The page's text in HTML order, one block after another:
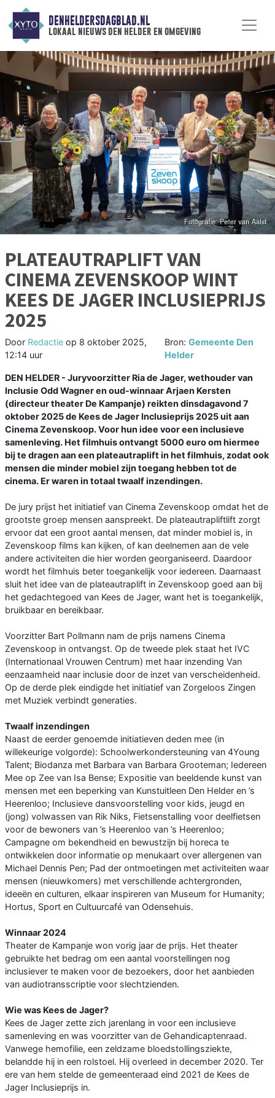
DENHELDERSDAGBLAD.NL
lokaal nieuws den helder en omgeving
PLATEAUTRAPLIFT VAN
CINEMA ZEVENSKOOP WINT
KEES DE JAGER INCLUSIEPRIJS
2025
Door Redactie op 8 oktober 2025,
12:14 uur
Bron: Gemeente Den
Helder
DEN HELDER - Juryvoorzitter Ria de Jager, wethouder van
Inclusie Odd Wagner en oud-winnaar Arjaen Kersten
(directeur theater De Kampanje) reikten dinsdagavond 7
oktober 2025 de Kees de Jager Inclusieprijs 2025 uit aan
Cinema Zevenskoop. Voor hun idee voor een inclusieve
samenleving. Het filmhuis ontvangt 5000 euro om hiermee
bij te dragen aan een plateautraplift in het filmhuis, zodat ook
mensen die minder mobiel zijn toegang hebben tot de
cinema. Er waren in totaal twaalf inzendingen.
De jury prijst het initiatief van Cinema Zevenskoop omdat het de
grootste groep mensen aanspreekt. De plateautrapliftlift zorgt
ervoor dat een groot aantal mensen, dat minder mobiel is, in
Zevenskoop films kan kijken, of kan deelnemen aan de vele
andere activiteiten die hier worden georganiseerd. Daardoor
wordt het filmhuis beter toegankelijk voor iedereen. Daarnaast
sluit het idee van de plateautraplift in Zevenskoop goed aan bij
het gedachtegoed van Kees de Jager, want het is toegankelijk,
bruikbaar en bereikbaar.
Voorzitter Bart Pollmann nam de prijs namens Cinema
Zevenskoop in ontvangst. Op de tweede plek staat het IVC
(Internationaal Vrouwen Centrum) met haar inzending Van
eenzaamheid naar inclusie door de inzet van verscheidenheid.
Op de derde plek eindigde het initiatief van Zorgeloos Zingen
met Muziek verbindt generaties.
Twaalf inzendingen
Naast de eerder genoemde initiatieven deden mee (in
willekeurige volgorde): Schoolwerkondersteuning van 4Young
Talent; Biodanza met Barbara van Barbara Grooteman; Iedereen
Mee op Zee van Isa Bense; Expositie van beeldende kunst van
mensen met een beperking van Kunstuitleen Den Helder en ’s
Heerenloo; Inclusieve dansvoorstelling voor kids, jeugd en
(jong) volwassen van Rik Niks, Fietsenstalling voor deelfietsen
voor de bewoners van ’s Heerenloo van ’s Heerenloo;
Campagne om bekendheid en bewustzijn bij horeca te
ontwikkelen door informatie op menukaart over allergenen van
Michael Dennis Pen; Pad der ontmoetingen met activiteiten waar
mensen (nieuwkomers) met verschillende achtergronden,
ideeën en culturen, elkaar inspireren van Museum for Humanity;
Hortus, Sport en Cultuurcafé van Odensehuis.
Winnaar 2024
Theater de Kampanje won vorig jaar de prijs. Het theater
gebruikte het bedrag om een aantal voorstellingen nog
inclusiever te maken voor de bezoekers, door het aanbieden
van audiotransscriptie voor slechtzienden.
Wie was Kees de Jager?
Kees de Jager zette zich jarenlang in voor een inclusieve
samenleving en was voorzitter van de Gehandicaptenraad.
Vanwege hemofilie, een zeldzame bloedstollingsziekte,
belandde hij in een rolstoel. Hij overleed in december 2020. Ter
ere van hem stelde de gemeenteraad eind 2021 de Kees de
Jager Inclusieprijs in.